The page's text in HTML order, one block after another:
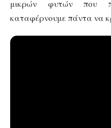
μικρών φυτών που
καταφέρνουμε πάντα να